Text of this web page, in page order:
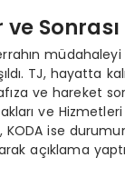
Sonrası
müdahaleyi
TJ, hayatta
ve hareket
ve
KODA ise
açıklama